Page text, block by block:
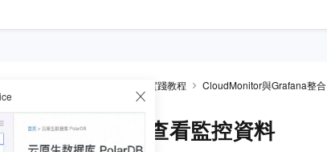
實踐教程 CloudMonitor與Grafana整合
外掛程式查看監控資料